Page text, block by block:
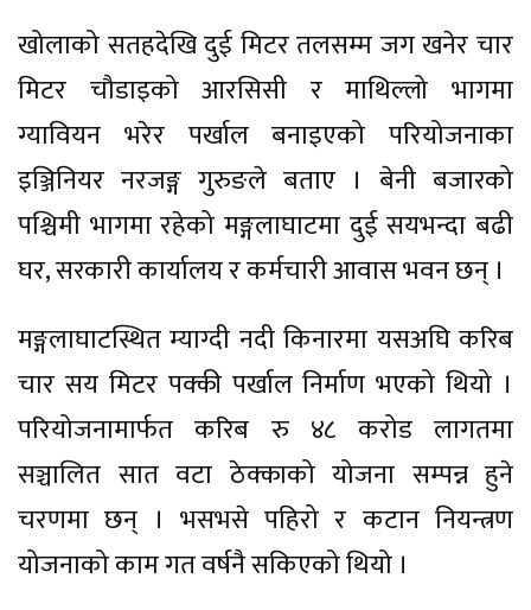
खोलाको सतहदेखि दुई मिटर तलसम्म जग खनेर चार
मिटर चौडाइको आरसिसी र माथिल्लो भागमा
ग्यावियन भरेर पर्खाल बनाइएको परियोजनाका
इञ्जिनियर नरजङ्ग गुरुङले बताए । बेनी बजारको
पश्चिमी भागमा रहेको मङ्गलाघाटमा दुई सयभन्दा बढी
घर, सरकारी कार्यालय र कर्मचारी आवास भवन छन् ।
मङ्गलाघाटस्थित म्याग्दी नदी किनारमा यसअघि करिब
चार सय मिटर पक्की पर्खाल निर्माण भएको थियो ।
परियोजनामार्फत करिब रु ४८ करोड लागतमा
सञ्चालित सात वटा ठेक्काको योजना सम्पन्न हुने
चरणमा छन् । भसभसे पहिरो र कटान नियन्त्रण
योजनाको काम गत वर्षनै सकिएको थियो ।